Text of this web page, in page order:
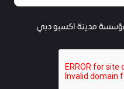
مدينة اكسبو دبي